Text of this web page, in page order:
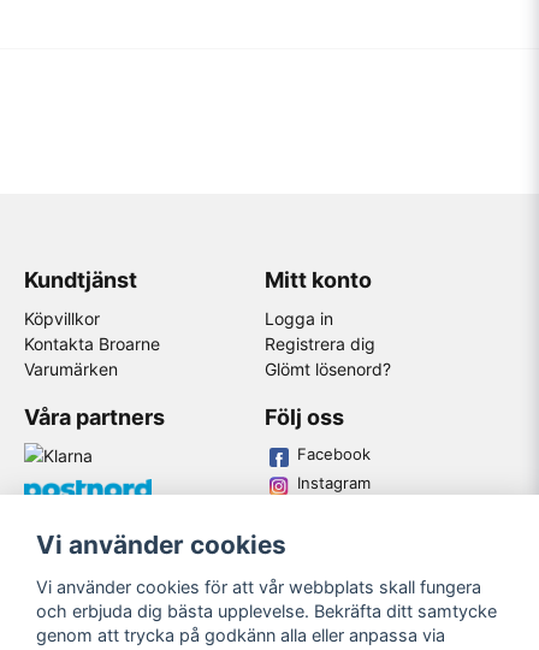
Kundtjänst
Köpvillkor
Kontakta Broarne
Varumärken
Mitt konto
Logga in
Registrera dig
Glömt lösenord?
Våra partners Följ oss
Facebook
Instagram
© Copyright
Vi använder cookies
Vi använder cookies för att vår webbplats skall fungera
och erbjuda dig bästa upplevelse. Bekräfta ditt samtycke
genom att trycka på godkänn alla eller anpassa via